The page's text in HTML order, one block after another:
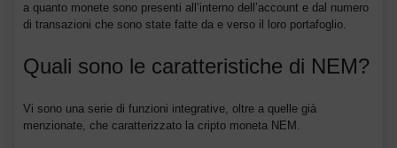
a quanto monete sono presenti all’interno dell’account e dal numero
di transazioni che sono state fatte da e verso il loro portafoglio.
Quali sono le caratteristiche di NEM?
Vi sono una serie di funzioni integrative, oltre a quelle già
menzionate, che caratterizzato la cripto moneta NEM.